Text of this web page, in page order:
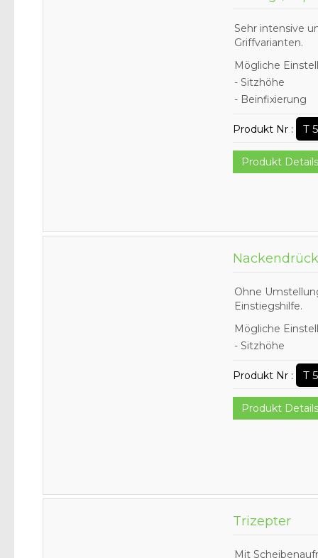
Sehr intensive
Griffvarianten.
Mögliche
- Sitzhöhe
- Beinfixierung
Produkt Nr : T
Produkt
Ohne
Einstiegshilfe.
Mögliche
- Sitzhöhe
Produkt Nr : T
Produkt
Trizepter
Mit